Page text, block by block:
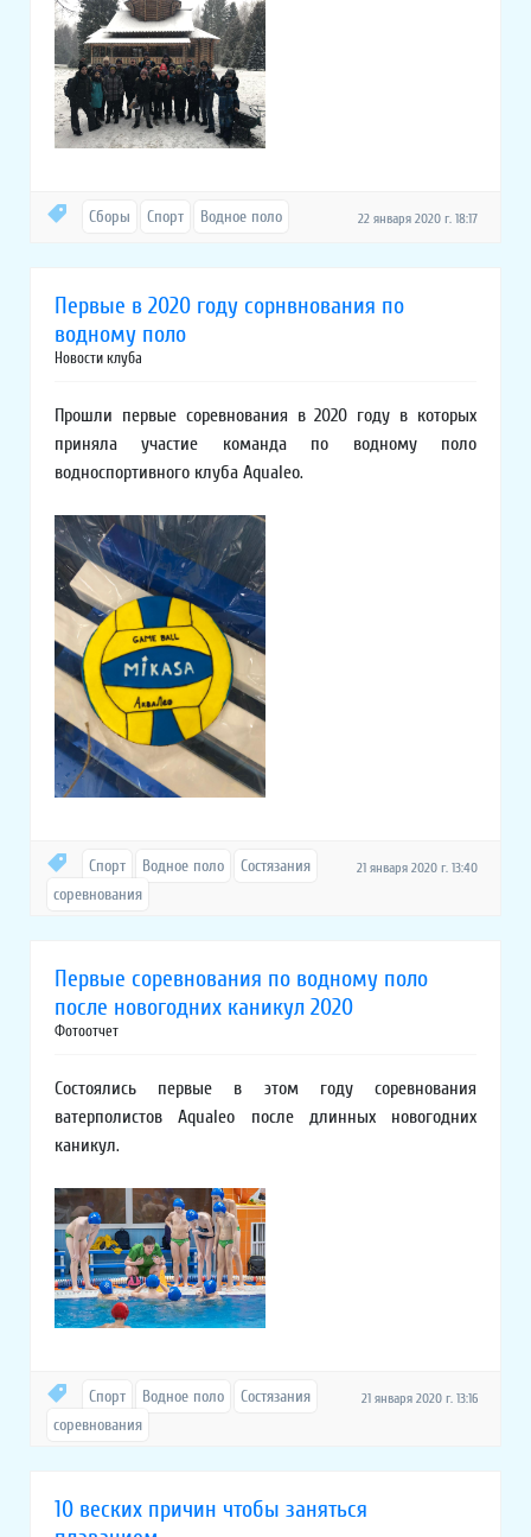
22 января 2020 г. 18:17
Сборы Спорт Водное поло
Первые в 2020 году сорнвнования по
водному поло
Новости клуба
Прошли первые соревнования в 2020 году в которых
приняла участие команда по водному поло
водноспортивного клуба Aqualeo.
21 января 2020 г. 13:40
Спорт Водное поло
Состязания
соревнования
Первые соревнования по водному поло
после новогодних каникул 2020
Фотоотчет
Состоялись первые в этом году соревнования
ватерполистов Aqualeo после длинных новогодних
каникул.
21 января 2020 г. 13:16
Спорт Водное поло
Состязания
соревнования
10 веских причин чтобы заняться